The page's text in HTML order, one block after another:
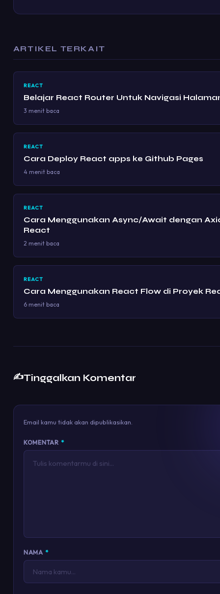
ARTIKEL TERKAIT
REACT
Belajar React Router Untuk Navigasi
3 menit baca
REACT
Cara Deploy React apps ke Github Pages
4 menit baca
REACT
Cara Menggunakan Async/Await dengan
React
2 menit baca
REACT
Cara Menggunakan React Flow di Proyek
6 menit baca
✍️Tinggalkan Komentar
Email kamu tidak akan dipublikasikan.
KOMENTAR *
NAMA *